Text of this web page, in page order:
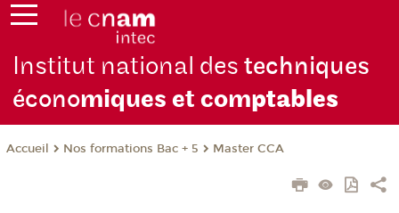
Institut national destechniques
économiques et comptables
Accueil Nos formations Bac + 5 Master CCA